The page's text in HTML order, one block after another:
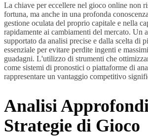
La chiave per eccellere nel gioco online non
fortuna, ma anche in una profonda
gestione oculata del proprio capitale e nella
rapidamente ai cambiamenti del mercato. Un
supportato da analisi precise e dalla scelta di
essenziale per evitare perdite ingenti e
guadagni. L'utilizzo di strumenti che
come sistemi di pronostici o piattaforme di
rappresentare un vantaggio competitivo
Analisi
Strategie di Gioco